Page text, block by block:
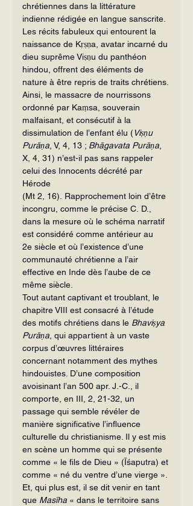
chrétiennes dans la littérature
indienne rédigée en langue sanscrite.
Les récits fabuleux qui entourent la
naissance de Kṛṣṇa, avatar incarné du
dieu suprême Viṣṇu du panthéon
hindou, offrent des éléments de
nature à être repris de traits chrétiens.
Ainsi, le massacre de nourrissons
ordonné par Kaṃsa, souverain
malfaisant, et consécutif à la
dissimulation de l’enfant élu (Viṣṇu
Purāṇa , V, 4, 13 ; Bhāgavata Purāṇa
X, 4, 31) n’est-il pas sans rappeler
celui des Innocents décrété par
Hérode
(Mt 2, 16). Rapprochement loin d’être
incongru, comme le précise C. D.,
dans la mesure où le schéma narratif
est considéré comme antérieur au
2e siècle et où l’existence d’une
communauté chrétienne a l’air
effective en Inde dès l’aube de ce
même siècle.
Tout autant captivant et troublant, le
chapitre VIII est consacré à l’étude
des motifs chrétiens dans le Bhaviṣya
Purāṇa , qui appartient à un vaste
corpus d’œuvres littéraires
concernant notamment des mythes
hindouistes. D’une composition
avoisinant l’an 500 apr. J.-C., il
comporte, en III, 2, 21-32, un
passage qui semble révéler de
manière significative l’influence
culturelle du christianisme. Il y est mis
en scène un homme qui se présente
comme « le fils de Dieu » (Īśaputra) et
comme « né du ventre d’une vierge ».
Et, qui plus est, il se dit venir en tant
que Masīha « dans le territoire sans